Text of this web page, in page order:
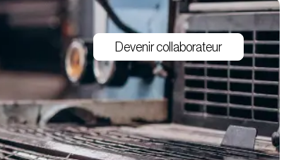
Devenir collaborateur